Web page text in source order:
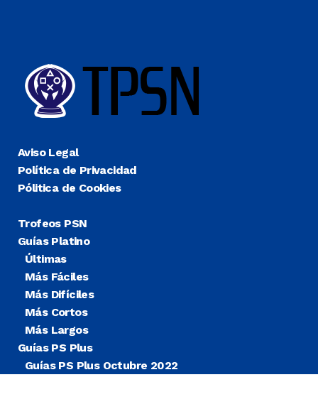
Aviso Legal
Política de Privacidad
Pólitica de Cookies
Trofeos PSN
Guías Platino
Últimas
Más Fáciles
Más Difíciles
Más Cortos
Más Largos
Guías PS Plus
Guías PS Plus Octubre 2022